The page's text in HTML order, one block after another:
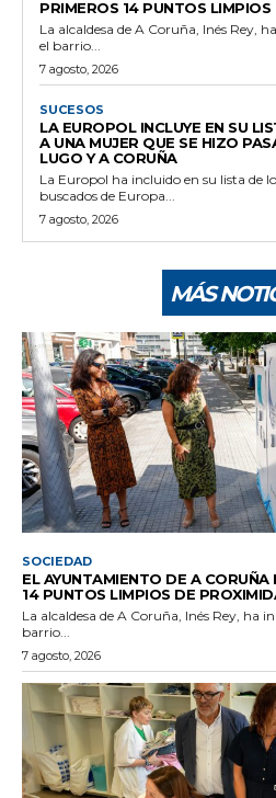
PRIMEROS 14 PUNTOS
La alcaldesa de A Coruña, Inés Rey,
el barrio...
7 agosto, 2026
SUCESOS
LA EUROPOL INCLUYE EN SU
A UNA MUJER QUE SE HIZO
LUGO Y A CORUÑA
La Europol ha incluido en su lista de
buscados de Europa...
7 agosto, 2026
MÁS
SOCIEDAD
EL AYUNTAMIENTO DE A CORUÑA
14 PUNTOS LIMPIOS DE
La alcaldesa de A Coruña, Inés Rey, ha
barrio...
7 agosto, 2026